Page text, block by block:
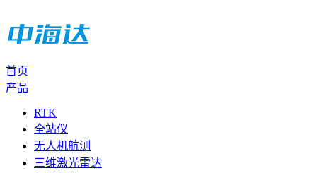
首页
产品
RTK
全站仪
无人机航测
三维激光雷达